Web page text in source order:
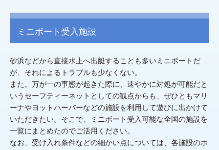
ミニボート受入施設
砂浜などから直接水上へ出艇することも多いミニボートだ
が、それによるトラブルも少なくない。
また、万が一の事態が起きた際に、速やかに対処が可能だと
いうセーフティーネットとしての観点からも、ぜひともマリ
ーナやヨットハーバーなどの施設を利用して遊びに出かけて
いただきたい。そこで、ミニボート受入可能な全国の施設を
一覧にまとめたのでご活用ください。
なお、受け入れ条件などの細かい点については、各施設のホ